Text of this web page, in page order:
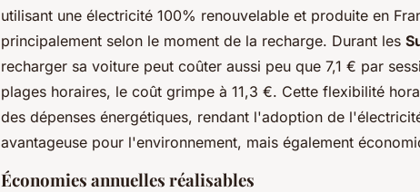
utilisant une électricité 100% renouvelable et produite en
principalement selon le moment de la recharge. Durant les
recharger sa voiture peut coûter aussi peu que 7,1 € par
plages horaires, le coût grimpe à 11,3 €. Cette flexibilité
des dépenses énergétiques, rendant l'adoption de
avantageuse pour l'environnement, mais également
Économies annuelles réalisables